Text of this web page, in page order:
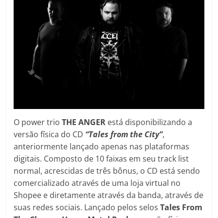
O power trioTHE ANGER está disponibilizando a
versão física do CD “Tales from the City”,
anteriormente lançado apenas nas plataformas
digitais. Composto de 10 faixas em seu track list
normal, acrescidas de três bônus, o CD está sendo
comercializado através de uma loja virtual no
Shopee e diretamente através da banda, através de
suas redes sociais. Lançado pelos selosTales From